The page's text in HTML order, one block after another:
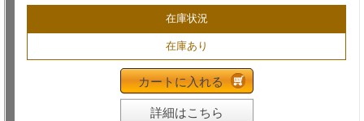
在庫状況
在庫あり
カートに入れる
詳細はこちら